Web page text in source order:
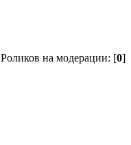
Роликов на модерации: [0]